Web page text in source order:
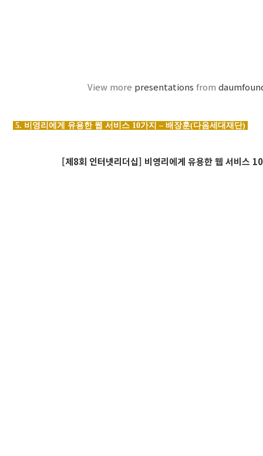
View more presentations from
5. 비영리에게 유용한 웹 서비스 10가지 – 배장훈(다음세대재단)
[제8회 인터넷리더십] 비영리에게 유용한 웹 서비스